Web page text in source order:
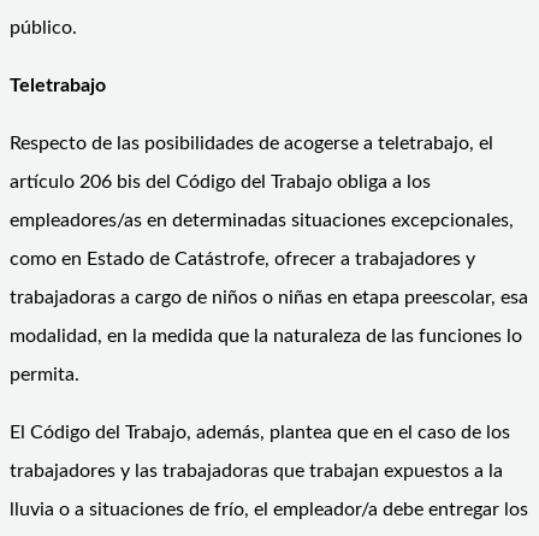
público.
Teletrabajo
Respecto de las posibilidades de acogerse a teletrabajo, el
artículo 206 bis del Código del Trabajo obliga a los
empleadores/as en determinadas situaciones excepcionales,
como en Estado de Catástrofe, ofrecer a trabajadores y
trabajadoras a cargo de niños o niñas en etapa preescolar, esa
modalidad, en la medida que la naturaleza de las funciones lo
permita.
El Código del Trabajo, además, plantea que en el caso de los
trabajadores y las trabajadoras que trabajan expuestos a la
lluvia o a situaciones de frío, el empleador/a debe entregar los